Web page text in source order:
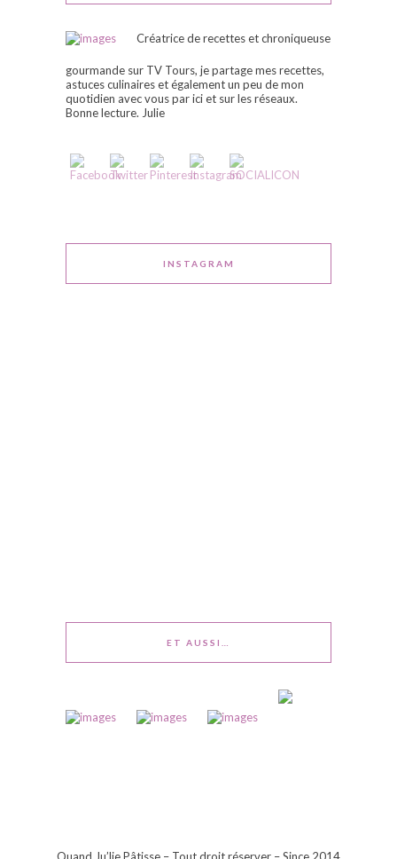
Créatrice de recettes et chroniqueuse
gourmande sur TV Tours, je partage mes recettes,
astuces culinaires et également un peu de mon
quotidien avec vous par ici et sur les réseaux.
Bonne lecture. Julie
INSTAGRAM
ET AUSSI…